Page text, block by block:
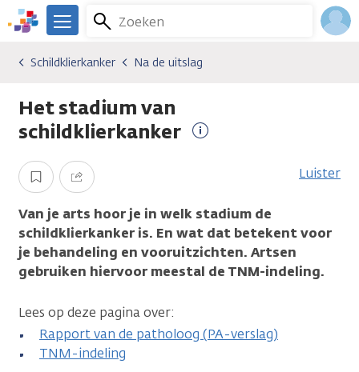
Overslaan
en
gaan
We
er
je.
Kanker.nl
Zoeken
Menu
Kankersoorten
Schildklierkanker
Na de uitslag
Schildklierkanker Na de uitslag
Het stadium van
schildklierkanker
Opslaan Delen Luister
Van je arts hoor je in welk stadium de
schildklierkanker is. En wat dat betekent voor
je behandeling en vooruitzichten. Artsen
gebruiken hiervoor meestal de TNM-indeling.
Lees op deze pagina over:
Rapport van de patholoog (PA-verslag)
TNM-indeling